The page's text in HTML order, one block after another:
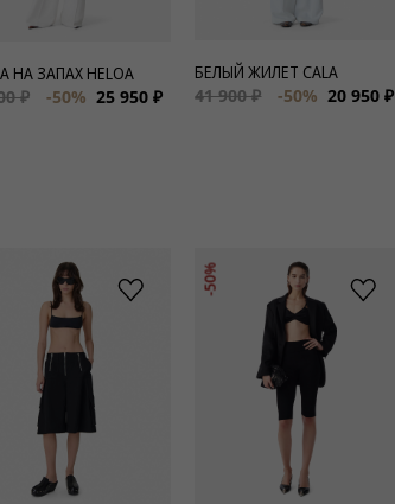
НА ЗАПАХ HELOA
₽
-50% 25 950 ₽
БЕЛЫЙ ЖИЛЕТ CALA
41 900 ₽
-50% 20 950 ₽
-50%